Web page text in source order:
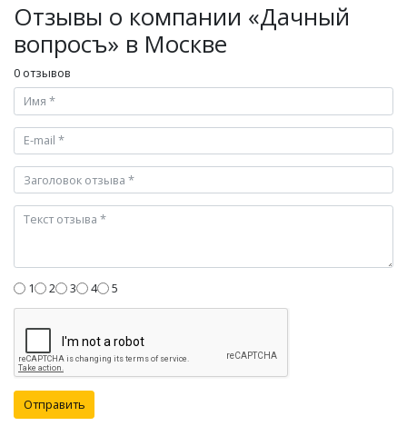
Отзывы о компании «Дачный
вопросъ» в Москве
0 отзывов
1 2 3 4 5
Отправить